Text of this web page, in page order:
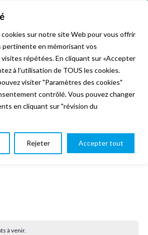
sur notre site Web pour vous offrir
pertinente en mémorisant vos
répétées. En cliquant sur «Accepter
à l'utilisation de TOUS les cookies.
visiter "Paramètres des cookies"
contrôlé. Vous pouvez changer
en cliquant sur "révision du
Rejeter Accepter tout
& Inscriptions
Studios L’association
Club
à venir.